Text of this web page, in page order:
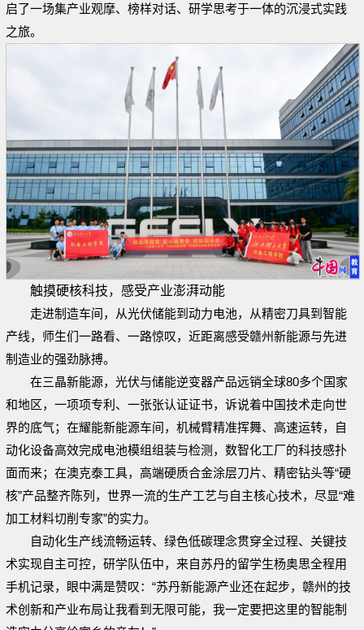
启了一场集产业观摩、榜样对话、研学思考于一体的沉浸式实践
之旅。
触摸硬核科技，感受产业澎湃动能
走进制造车间，从光伏储能到动力电池，从精密刀具到智能
产线，师生们一路看、一路惊叹，近距离感受赣州新能源与先进
制造业的强劲脉搏。
在三晶新能源，光伏与储能逆变器产品远销全球80多个国家
和地区，一项项专利、一张张认证证书，诉说着中国技术走向世
界的底气；在耀能新能源车间，机械臂精准挥舞、高速运转，自
动化设备高效完成电池模组组装与检测，数智化工厂的科技感扑
面而来；在澳克泰工具，高端硬质合金涂层刀片、精密钻头等“硬
核”产品整齐陈列，世界一流的生产工艺与自主核心技术，尽显“难
加工材料切削专家”的实力。
自动化生产线流畅运转、绿色低碳理念贯穿全过程、关键技
术实现自主可控，研学队伍中，来自苏丹的留学生杨奥思全程用
手机记录，眼中满是赞叹：“苏丹新能源产业还在起步，赣州的技
术创新和产业布局让我看到无限可能，我一定要把这里的智能制